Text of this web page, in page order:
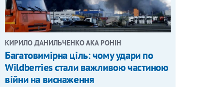
КИРИЛО ДАНИЛЬЧЕНКО АКА РОНІН
Багатовимірна ціль: чому удари по
Wildberries стали важливою частиною
війни на виснаження